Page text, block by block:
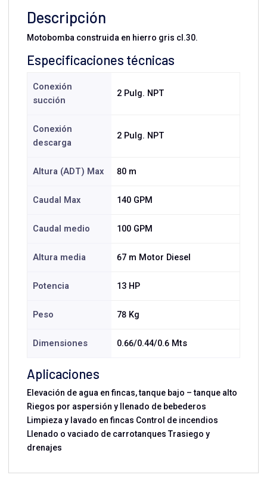
Descripción
Motobomba construida en hierro gris cl.30.
Especificaciones técnicas
Conexión
succión
2 Pulg. NPT
Conexión
descarga
2 Pulg. NPT
Altura (ADT) Max 80 m
Caudal Max 140 GPM
Caudal medio 100 GPM
Altura media 67 m Motor Diesel
Potencia 13 HP
Peso 78 Kg
Dimensiones 0.66/0.44/0.6 Mts
Aplicaciones
Elevación de agua en fincas, tanque bajo – tanque alto
Riegos por aspersión y llenado de bebederos
Limpieza y lavado en fincas Control de incendios
Llenado o vaciado de carrotanques Trasiego y
drenajes